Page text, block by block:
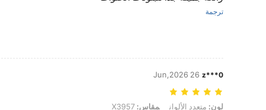
ترجمة
z***0
26 Jun,2026
لون: متعدد الألوان, مقاس: X3957
لون: متعدد الألوان مقاس: